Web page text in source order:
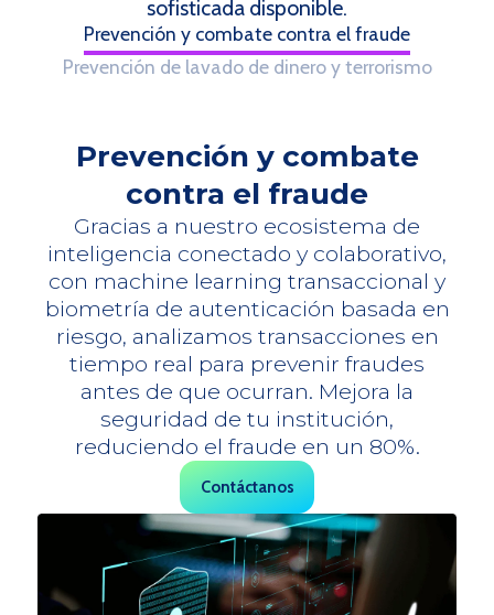
sofisticada disponible.
Prevención y combate contra el fraude
Prevención de lavado de dinero y terrorismo
Prevención y combate
contra el fraude
Gracias a nuestro ecosistema de
inteligencia conectado y colaborativo,
con machine learning transaccional y
biometría de autenticación basada en
riesgo, analizamos transacciones en
tiempo real para prevenir fraudes
antes de que ocurran. Mejora la
seguridad de tu institución,
reduciendo el fraude en un 80%.
Contáctanos